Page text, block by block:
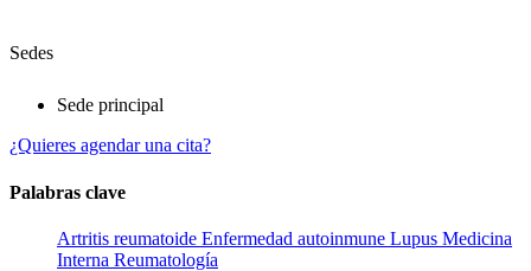
Sedes
Sede principal
¿Quieres agendar una cita?
Palabras clave
Artritis reumatoide Enfermedad autoinmune Lupus Medicina
Interna Reumatología